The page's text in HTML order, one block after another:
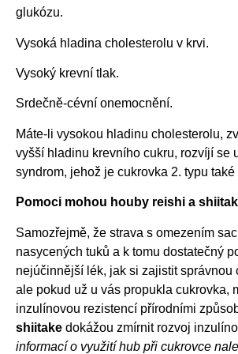
glukózu.
Vysoká hladina cholesterolu v krvi.
Vysoký krevní tlak.
Srdečně-cévní onemocnění.
Máte-li vysokou hladinu cholesterolu,
vyšší hladinu krevního cukru, rozvíjí se
syndrom, jehož je cukrovka 2. typu také
Pomoci mohou houby reishi a
Samozřejmě, že strava s omezením
nasycených tuků a k tomu dostatečný
nejúčinnější lék, jak si zajistit správnou
ale pokud už u vás propukla cukrovka,
inzulínovou rezistencí přírodními
shiitake dokážou zmírnit rozvoj
informací o využití hub při cukrovce